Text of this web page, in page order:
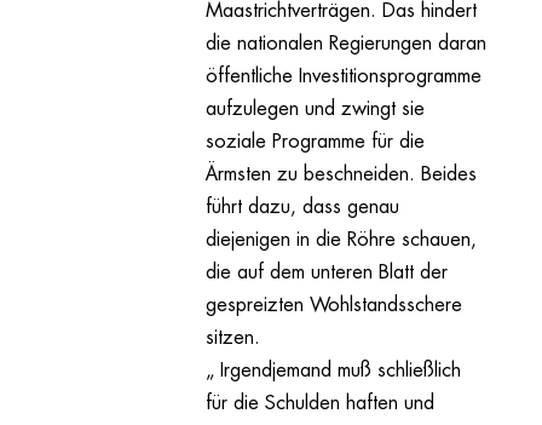
Maastrichtverträgen. Das hindert
die nationalen Regierungen daran
öffentliche Investitionsprogramme
aufzulegen und zwingt sie
soziale Programme für die
Ärmsten zu beschneiden. Beides
führt dazu, dass genau
diejenigen in die Röhre schauen,
die auf dem unteren Blatt der
gespreizten Wohlstandsschere
sitzen.
„ Irgendjemand muß schließlich
für die Schulden haften und